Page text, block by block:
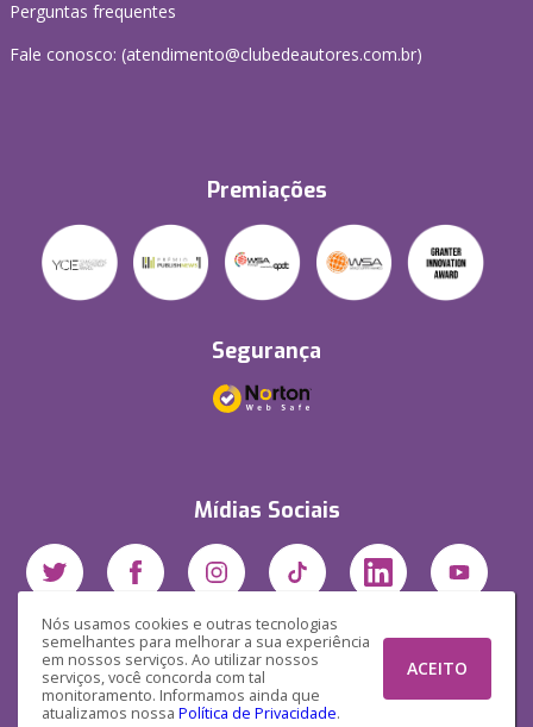
Nós usamos cookies e outras tecnologias
semelhantes para melhorar a sua experiência
em nossos serviços. Ao utilizar nossos
serviços, você concorda com tal
monitoramento. Informamos ainda que
atualizamos nossa Política de Privacidade.
ACEITO
Perguntas frequentes
Fale conosco: (atendimento@clubedeautores.com.br)
Premiações
Segurança
Mídias Sociais